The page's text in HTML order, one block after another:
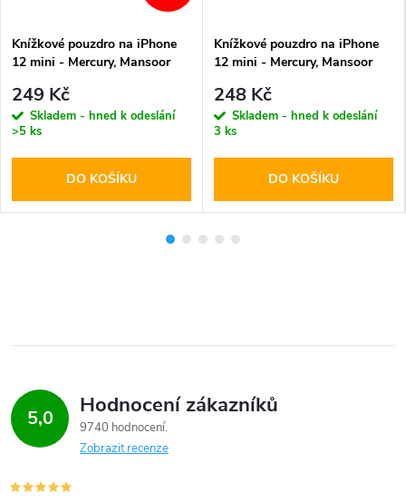
Knížkové pouzdro na iPhone
12 mini - Mercury, Mansoor
249 Kč
Skladem - hned k odeslání
>5 ks
DO KOŠÍKU
Knížkové pouzdro na iPhone
12 mini - Mercury, Mansoor
248 Kč
Skladem - hned k odeslání
3 ks
DO KOŠÍKU
5,0 Hodnocení zákazníků
9740 hodnocení
Zobrazit recenze